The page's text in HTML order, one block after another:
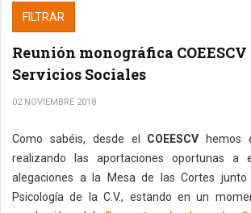
FILTRAR
Reunión monográfica COEESCV
Servicios Sociales
02 NOVIEMBRE 2018
Como sabéis, desde el COEESCV
hemos
realizando las aportaciones oportunas a
alegaciones a la Mesa de las Cortes
Psicología de la C.V., estando en un